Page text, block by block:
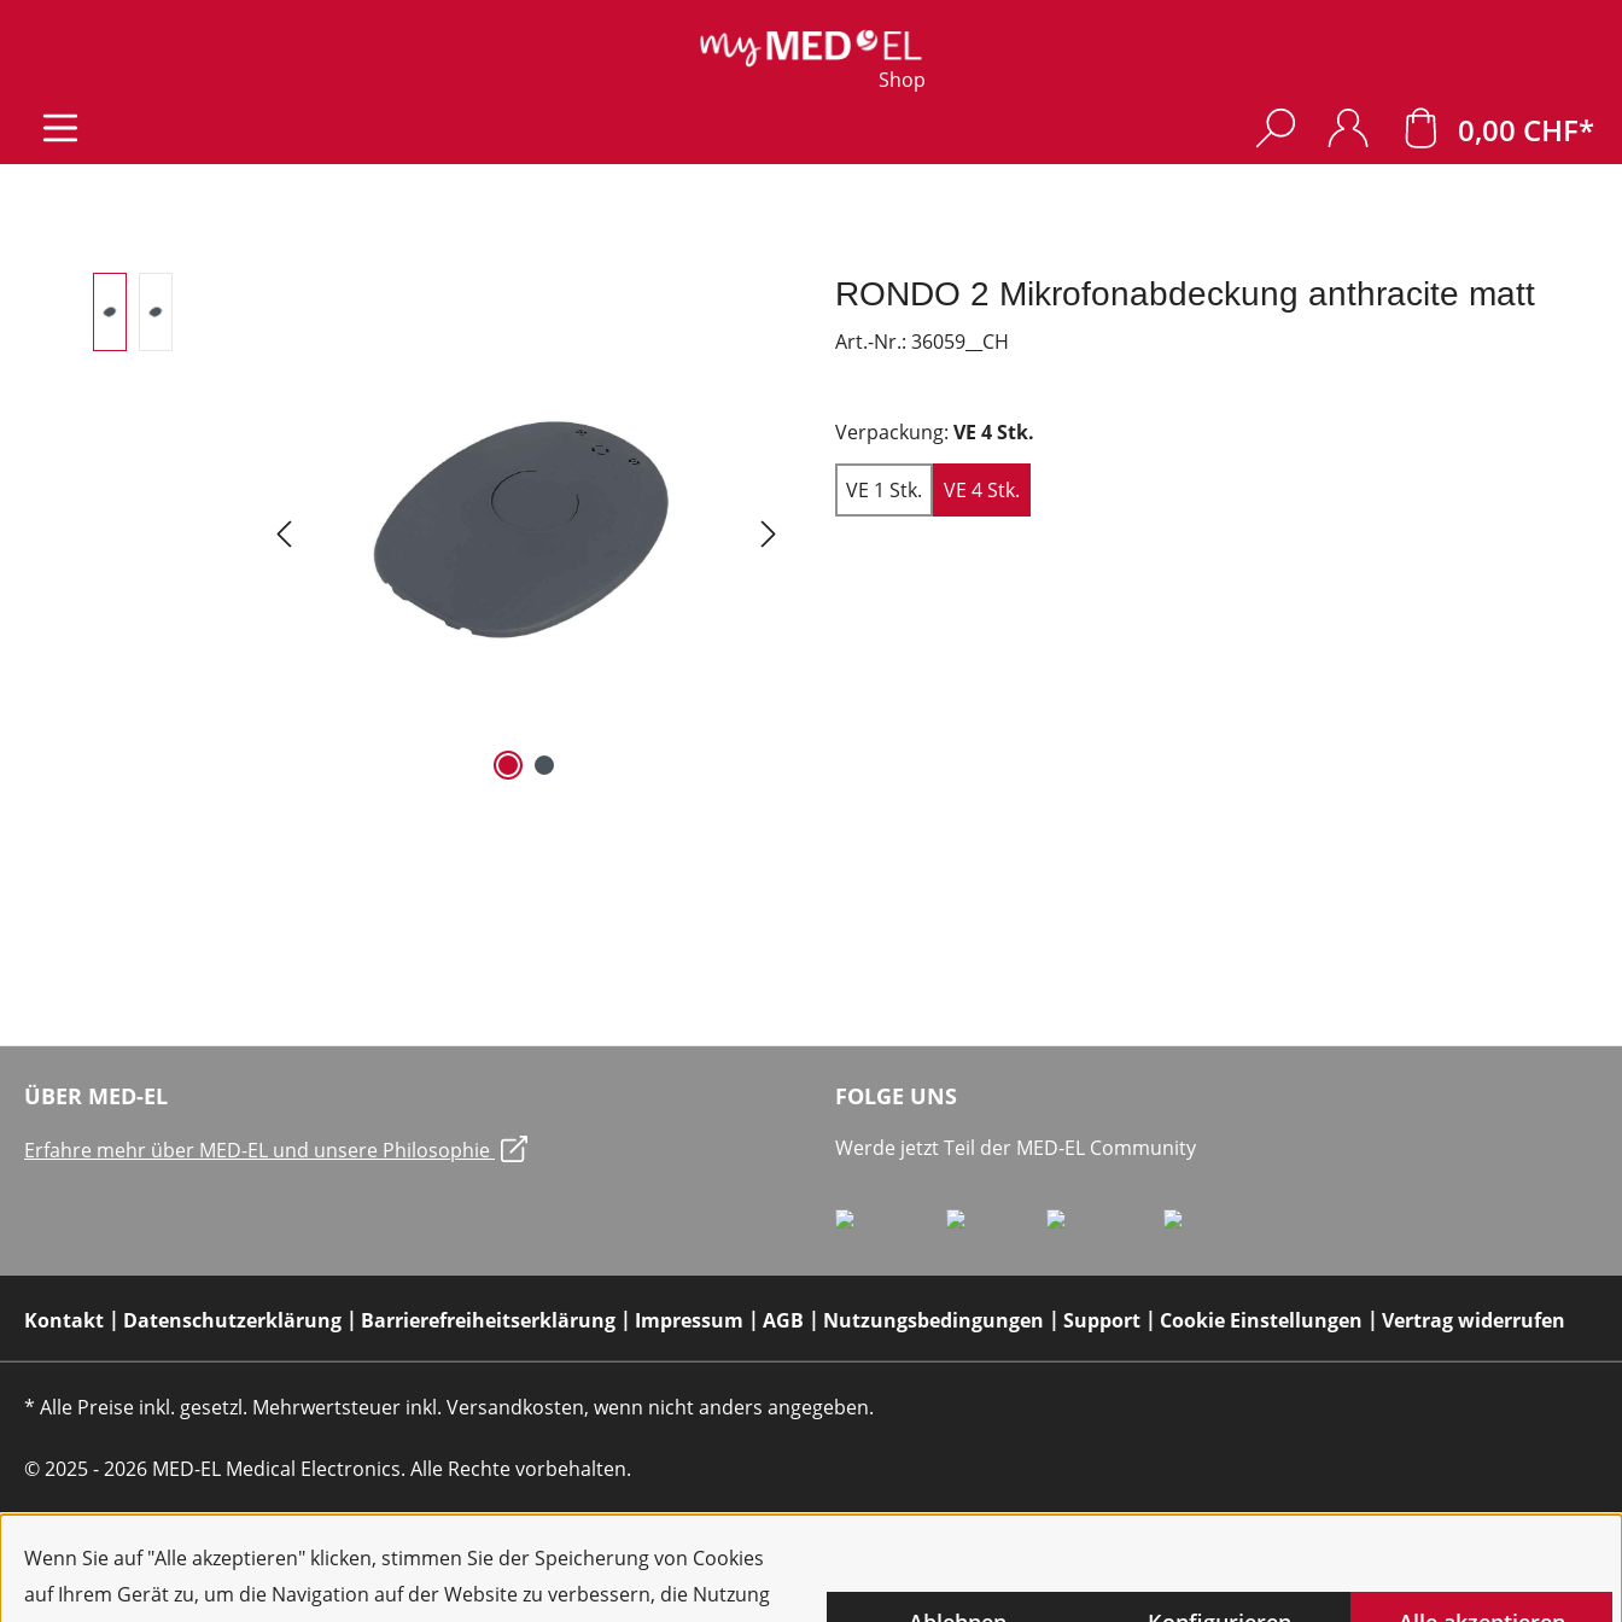
Wenn Sie auf "Alle akzeptieren" klicken, stimmen Sie der Speicherung von Cookies
auf Ihrem Gerät zu, um die Navigation auf der Website zu verbessern, die Nutzung
Shop
0,00 CHF*
RONDO 2 Mikrofonabdeckung anthracite matt
Art.-Nr.: 36059__CH
Verpackung: VE 4 Stk.
VE 1 Stk. VE 4 Stk.
ÜBER MED-EL
Erfahre mehr über MED-EL und unsere Philosophie
FOLGE UNS
Werde jetzt Teil der MED-EL Community
Kontakt Datenschutzerklärung Barrierefreiheitserklärung Impressum AGB Nutzungsbedingungen Support Cookie Einstellungen Vertrag widerrufen
* Alle Preise inkl. gesetzl. Mehrwertsteuer inkl. Versandkosten, wenn nicht anders angegeben.
© 2025 - 2026 MED-EL Medical Electronics. Alle Rechte vorbehalten.